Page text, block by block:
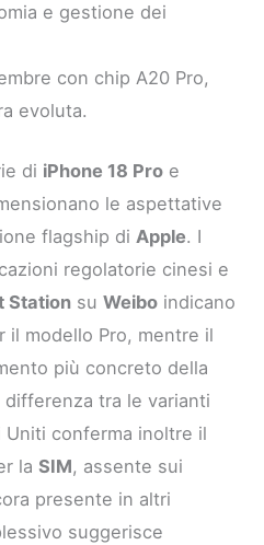
e gestione dei
con chip A20 Pro,
evoluta.
di iPhone 18 Pro e
le aspettative
flagship diApple. I
regolatorie cinesi e
Station suWeibo indicano
il modello Pro, mentre il
più concreto della
tra le varianti
conferma inoltre il
laSIM, assente sui
presente in altri
suggerisce